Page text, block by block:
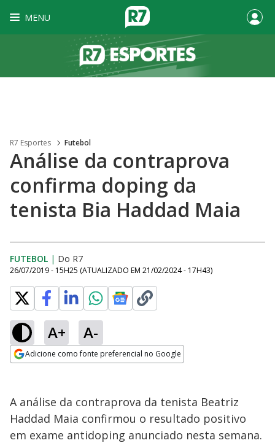
MENU
R7 Esportes Futebol
Análise da contraprova
confirma doping da
tenista Bia Haddad Maia
FUTEBOL | Do R7
26/07/2019 - 15H25 (ATUALIZADO EM 21/02/2024 - 17H43)
A+ A-
Adicione como fonte preferencial no Google
A análise da contraprova da tenista Beatriz
Haddad Maia confirmou o resultado positivo
em exame antidoping anunciado nesta semana.